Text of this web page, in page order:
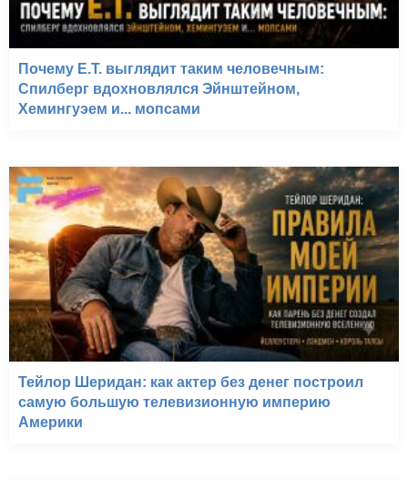
Почему E.T. выглядит таким человечным:
Спилберг вдохновлялся Эйнштейном,
Хемингуэем и... мопсами
Тейлор Шеридан: как актер без денег построил
самую большую телевизионную империю
Америки